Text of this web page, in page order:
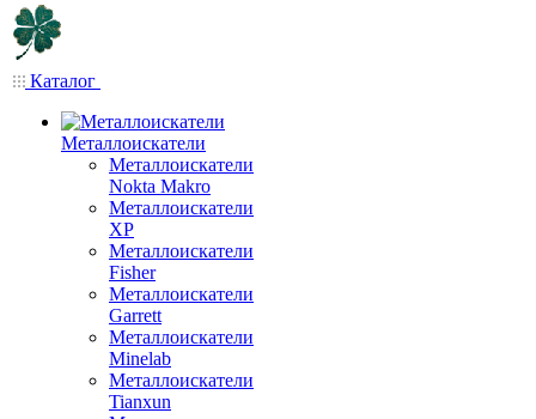
Каталог
Металлоискатели
Металлоискатели
Nokta Makro
Металлоискатели
XP
Металлоискатели
Fisher
Металлоискатели
Garrett
Металлоискатели
Minelab
Металлоискатели
Tianxun